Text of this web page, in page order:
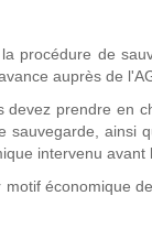
procédure de
auprès de
devez prendre en
sauvegarde, ainsi
intervenu avant
motif économique